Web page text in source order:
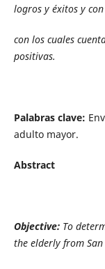
logros y éxitos y
con los cuales
positivas.
Palabras clave:
adulto mayor.
Abstract
Objective: To
the elderly from San